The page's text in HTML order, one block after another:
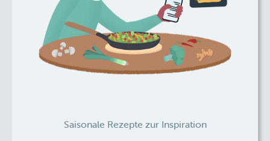
Saisonale Rezepte zur Inspiration